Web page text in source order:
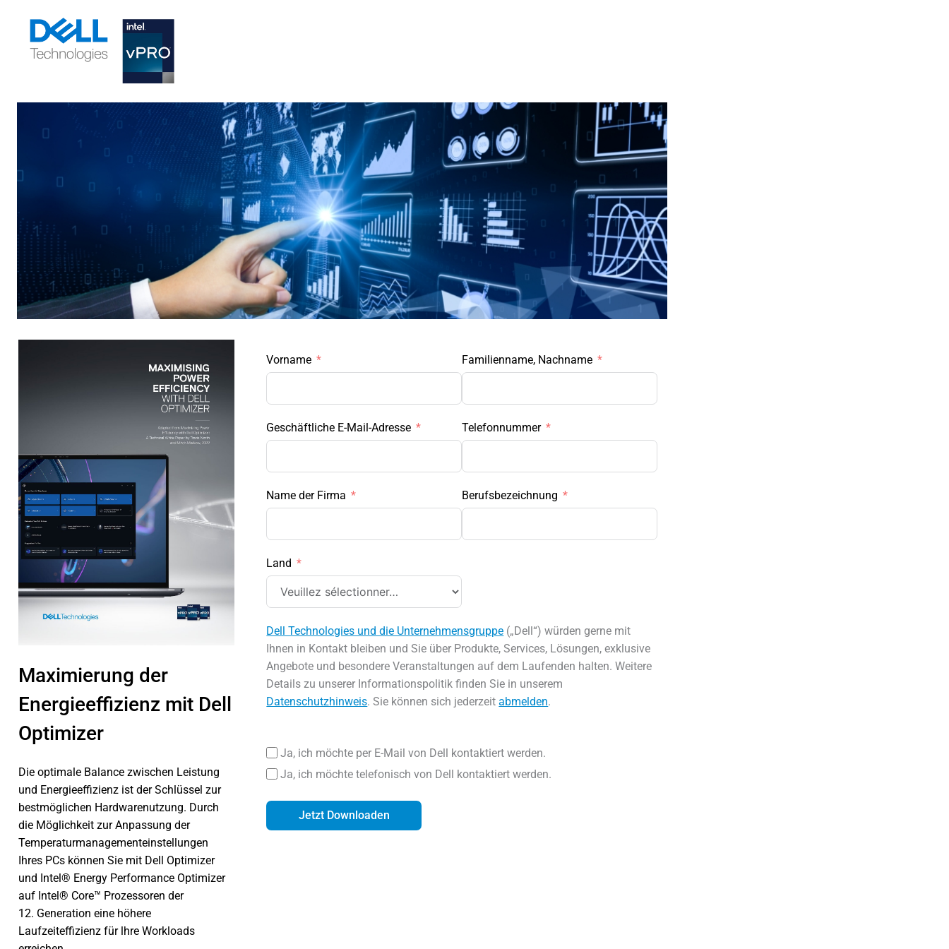
Maximierung der
Energieeffizienz mit Dell
Optimizer
Die optimale Balance zwischen Leistung
und Energieeffizienz ist der Schlüssel zur
bestmöglichen Hardwarenutzung. Durch
die Möglichkeit zur Anpassung der
Temperaturmanagementeinstellungen
Ihres PCs können Sie mit Dell Optimizer
und Intel® Energy Performance Optimizer
auf Intel® Core™ Prozessoren der
12. Generation eine höhere
Laufzeiteffizienz für lhre Workloads
Vorname Familienname, Nachname
Geschäftliche E-Mail-Adresse
Name der Firma
Land
Telefonnummer
Berufsbezeichnung
Dell Technologies und die Unternehmensgruppe („Dell“) würden gerne mit
Ihnen in Kontakt bleiben und Sie über Produkte, Services, Lösungen, exklusive
Angebote und besondere Veranstaltungen auf dem Laufenden halten. Weitere
Details zu unserer Informationspolitik finden Sie in unserem
Datenschutzhinweis. Sie können sich jederzeitabmelden.
Ja, ich möchte per E-Mail von Dell kontaktiert werden.
Ja, ich möchte telefonisch von Dell kontaktiert werden.
Jetzt Downloaden